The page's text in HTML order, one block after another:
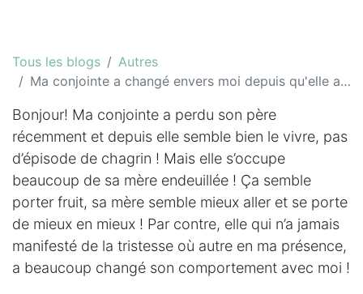
Tous les blogs
Autres
Ma conjointe a changé envers moi depuis qu'elle a perdu son père
Bonjour! Ma conjointe a perdu son père
récemment et depuis elle semble bien le vivre, pas
d’épisode de chagrin ! Mais elle s’occupe
beaucoup de sa mère endeuillée ! Ça semble
porter fruit, sa mère semble mieux aller et se porte
de mieux en mieux ! Par contre, elle qui n’a jamais
manifesté de la tristesse où autre en ma présence,
a beaucoup changé son comportement avec moi !